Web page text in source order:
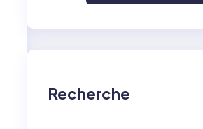
d
g
Recherche